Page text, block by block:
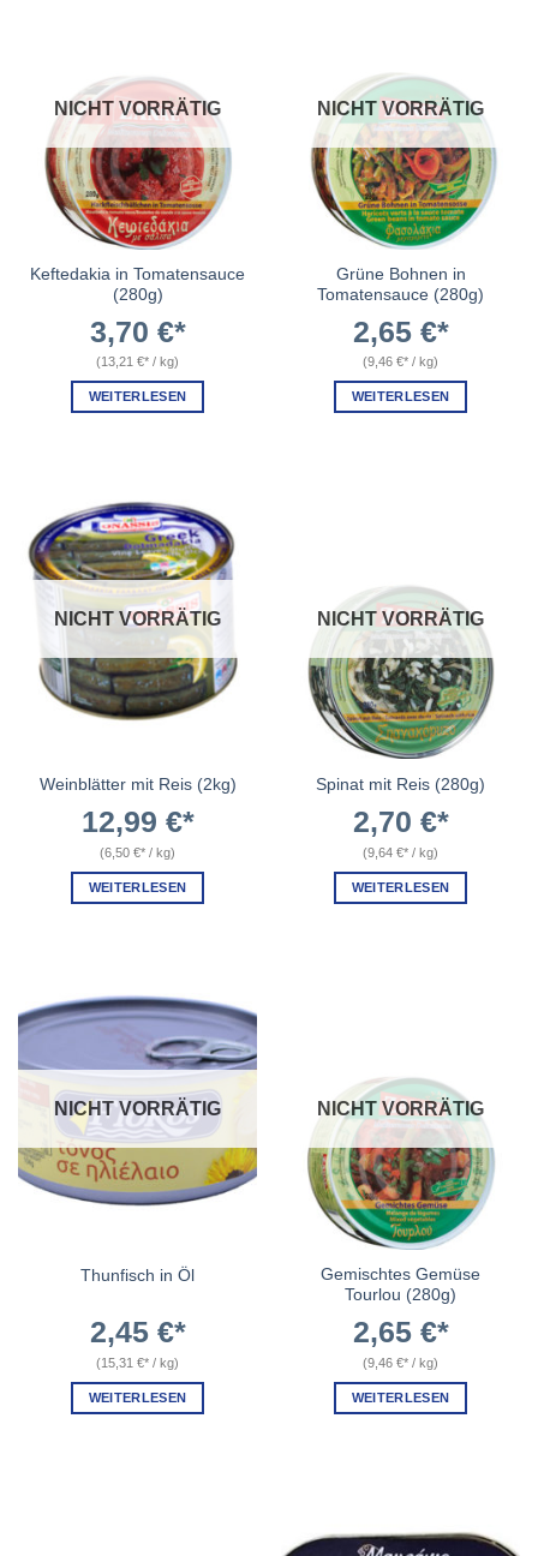
NICHT VORRÄTIG
Keftedakia in Tomatensauce
(280g)
3,70 €
(13,21 € / kg)
WEITERLESEN
NICHT VORRÄTIG
Grüne Bohnen in
Tomatensauce (280g)
2,65 €
(9,46 € / kg)
WEITERLESEN
NICHT VORRÄTIG
Weinblätter mit Reis (2kg)
12,99 €
(6,50 € / kg)
WEITERLESEN
NICHT VORRÄTIG
Spinat mit Reis (280g)
2,70 €
(9,64 € / kg)
WEITERLESEN
NICHT VORRÄTIG
Thunfisch in Öl
2,45 €
(15,31 € / kg)
WEITERLESEN
NICHT VORRÄTIG
Gemischtes Gemüse
Tourlou (280g)
2,65 €
(9,46 € / kg)
WEITERLESEN